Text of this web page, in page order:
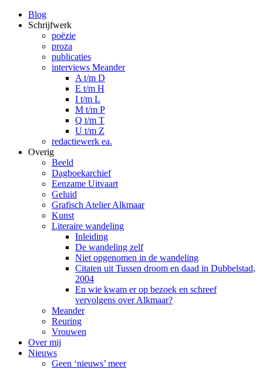
Blog
Schrijfwerk
poëzie
proza
publicaties
interviews Meander
A t/m D
E t/m H
I t/m L
M t/m P
Q t/m T
U t/m Z
redactiewerk ea.
Overig
Beeld
Dagboekarchief
Eenzame Uitvaart
Geluid
Grafisch Atelier Alkmaar
Kunst
Literaire wandeling
Inleiding
De wandeling zelf
Niet opgenomen in de wandeling
Citaten uit Tussen droom en daad in Dubbelstad,
2004
En wie kwam er op bezoek en schreef
vervolgens over Alkmaar?
Meander
Reuring
Vrouwen
Over mij
Nieuws
Geen ‘nieuws’ meer